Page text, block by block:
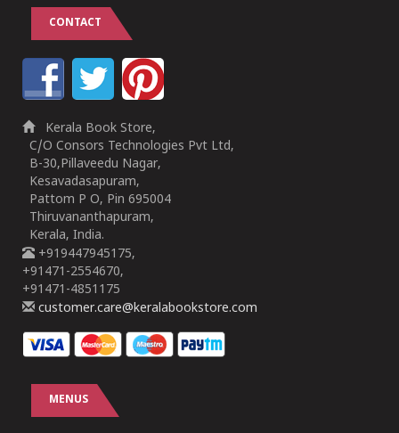
CONTACT
Kerala Book Store,
C/O Consors Technologies Pvt Ltd,
B-30,Pillaveedu Nagar,
Kesavadasapuram,
Pattom P O, Pin 695004
Thiruvananthapuram,
Kerala, India.
+919447945175,
+91471-2554670,
+91471-4851175
customer.care@keralabookstore.com
MENUS